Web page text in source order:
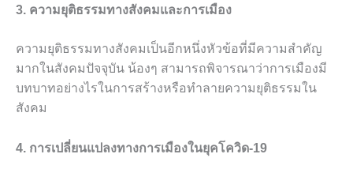
3. ความยุติธรรมทางสังคมและการเมือง
ความยุติธรรมทางสังคมเป็นอีกหนึ่งหัวข้อที่มีความสำคัญ
มากในสังคมปัจจุบัน น้องๆ สามารถพิจารณาว่าการเมืองมี
บทบาทอย่างไรในการสร้างหรือทำลายความยุติธรรมใน
สังคม
4. การเปลี่ยนแปลงทางการเมืองในยุคโควิด-19